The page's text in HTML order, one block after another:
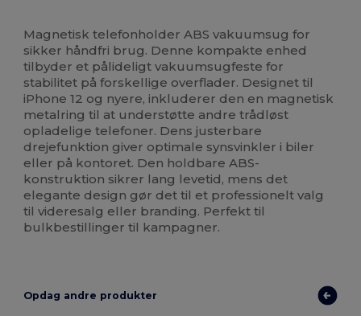
Magnetisk telefonholder ABS vakuumsug for
sikker håndfri brug. Denne kompakte enhed
tilbyder et pålideligt vakuumsugfeste for
stabilitet på forskellige overflader. Designet til
iPhone 12 og nyere, inkluderer den en magnetisk
metalring til at understøtte andre trådløst
opladelige telefoner. Dens justerbare
drejefunktion giver optimale synsvinkler i biler
eller på kontoret. Den holdbare ABS-
konstruktion sikrer lang levetid, mens det
elegante design gør det til et professionelt valg
til videresalg eller branding. Perfekt til
bulkbestillinger til kampagner.
Opdag andre produkter